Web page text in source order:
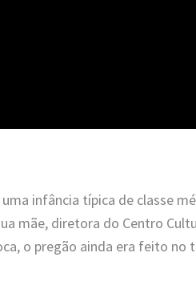
infância típica de classe
mãe, diretora do Centro
o pregão ainda era feito no